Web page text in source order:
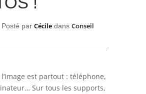
par Cécile dans Conseil
est partout : téléphone,
Sur tous les supports,